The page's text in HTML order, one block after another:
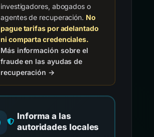
investigadores, abogados o
agentes de recuperación. No
pague tarifas por adelantado
ni comparta credenciales.
Más información sobre el
fraude en las ayudas de
recuperación →
Informa a las
autoridades locales